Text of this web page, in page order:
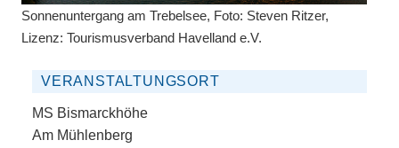
Sonnenuntergang am Trebelsee, Foto: Steven Ritzer,
Lizenz: Tourismusverband Havelland e.V.
VERANSTALTUNGSORT
MS Bismarckhöhe
Am Mühlenberg